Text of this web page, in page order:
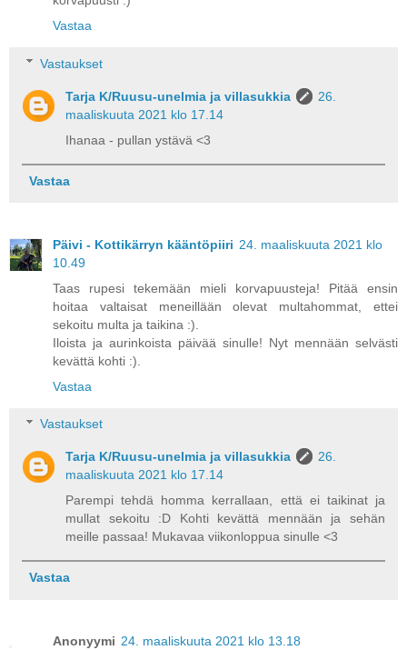
Vastaa
Vastaukset
Tarja K/Ruusu-unelmia ja villasukkia
26.
maaliskuuta 2021 klo 17.14
Ihanaa - pullan ystävä <3
Vastaa
Päivi - Kottikärryn kääntöpiiri 24. maaliskuuta 2021 klo
10.49
Taas rupesi tekemään mieli korvapuusteja! Pitää ensin
hoitaa valtaisat meneillään olevat multahommat, ettei
sekoitu multa ja taikina :).
Iloista ja aurinkoista päivää sinulle! Nyt mennään selvästi
kevättä kohti :).
Vastaa
Vastaukset
Tarja K/Ruusu-unelmia ja villasukkia
26.
maaliskuuta 2021 klo 17.14
Parempi tehdä homma kerrallaan, että ei taikinat ja
mullat sekoitu :D Kohti kevättä mennään ja sehän
meille passaa! Mukavaa viikonloppua sinulle <3
Vastaa
Anonyymi 24. maaliskuuta 2021 klo 13.18